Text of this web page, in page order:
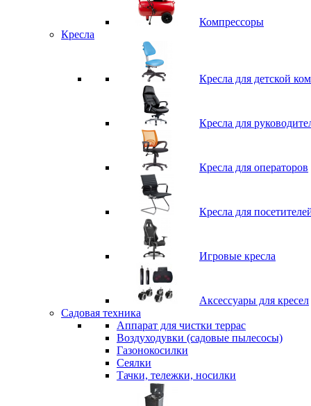
Компрессоры
Кресла
Кресла для детской
Кресла для
Кресла для операторов
Кресла для
Игровые кресла
Аксессуары для кресел
Садовая техника
Аппарат для чистки террас
Воздуходувки (садовые пылесосы)
Газонокосилки
Сеялки
Тачки, тележки, носилки